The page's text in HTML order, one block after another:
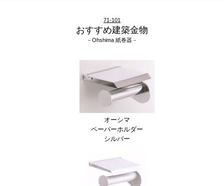
71-101
おすすめ建築金物
－Ohshima 紙巻器－
オーシマ
ペーパーホルダー
シルバー